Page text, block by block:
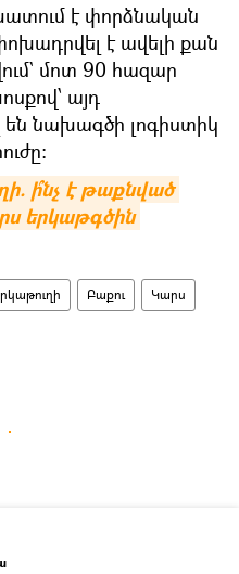
է փորձնական
է ավելի քան
մոտ 90 հազար
այդ
նախագծի լոգիստիկ
ի՞նչ է թաքնված
երկաթգծին
Բաքու Կարս